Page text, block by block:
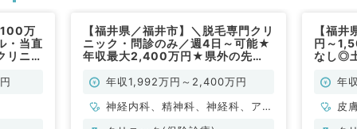
万
・当直
リニッ
【福井県／福井市】＼脱毛専門クリ
ニック・問診のみ／週4日～可能★
年収最大2,400万円★県外の先
不問／常勤）
年収1,992万円～2,400万円
神経内科、精神科、神経科、アレ
ルギー科、リウマチ科、小児科、
【福
円～
なし◎
科・年
皮